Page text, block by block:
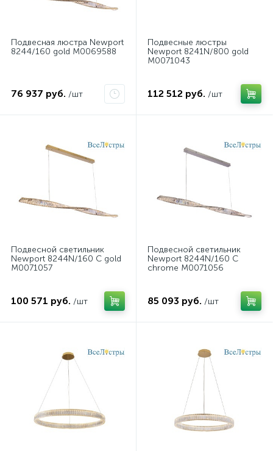
Подвесная люстра Newport
8244/160 gold М0069588
76 937 руб. /шт
Подвесные люстры
Newport 8241N/800 gold
М0071043
112 512 руб. /шт
Подвесной светильник
Newport 8244N/160 C gold
М0071057
100 571 руб. /шт
Подвесной светильник
Newport 8244N/160 C
chrome М0071056
85 093 руб. /шт